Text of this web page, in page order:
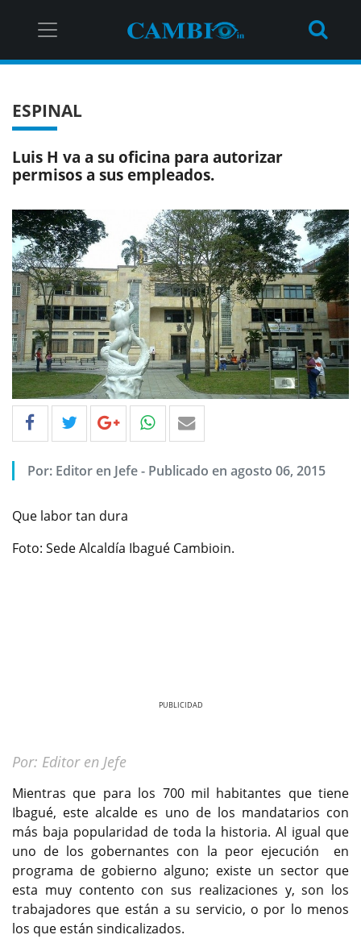
ESPINAL
Luis H va a su oficina para autorizar
permisos a sus empleados.
Por: Editor en Jefe - Publicado en agosto 06, 2015
Que labor tan dura
Foto: Sede Alcaldía Ibagué Cambioin.
Por: Editor en Jefe
Mientras que para los 700 mil habitantes que tiene
Ibagué, este alcalde es uno de los mandatarios con
más baja popularidad de toda la historia. Al igual que
uno de los gobernantes con la peor ejecución en
programa de gobierno alguno; existe un sector que
esta muy contento con sus realizaciones y, son los
trabajadores que están a su servicio, o por lo menos
los que están sindicalizados.